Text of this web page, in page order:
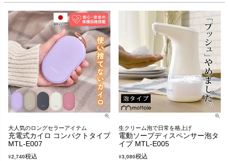
大人気のロングセラーアイテム
充電式カイロ コンパクトタイプ
MTL-E007
¥2,740税込
生クリーム泡で日常を格上げ
電動ソープディスペンサー泡タ
イプ MTL-E005
¥3,080税込